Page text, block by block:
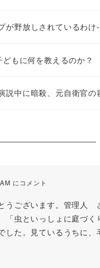
が野放しされているわ
もに何を教えるのか？
説中に暗殺、元自衛官の
にコメント
ございます。管理人
「虫といっしょに庭づ
した。見ているうちに